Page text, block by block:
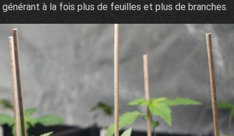
à la fois plus de feuilles et plus de branches.